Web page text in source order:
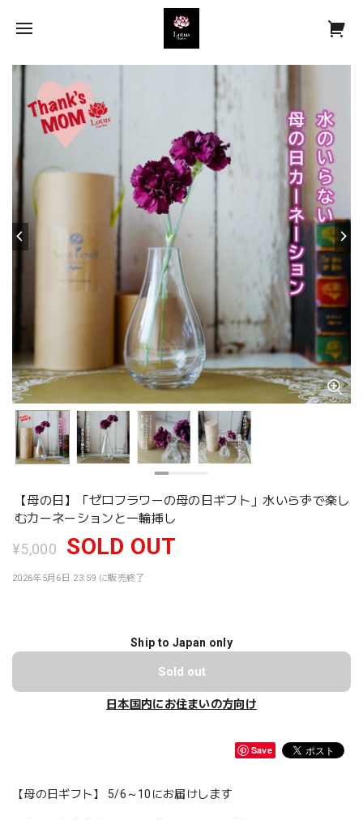
【母の日】「ゼロフラワーの母の日ギフト」水いらずで楽し
むカーネーションと一輪挿し
¥5,000 SOLD OUT
2026年5月6日 23:59 に販売終了
Ship to Japan only
Sold out
日本国内にお住まいの方向け
Save
【母の日ギフト】 5/6～10にお届けします